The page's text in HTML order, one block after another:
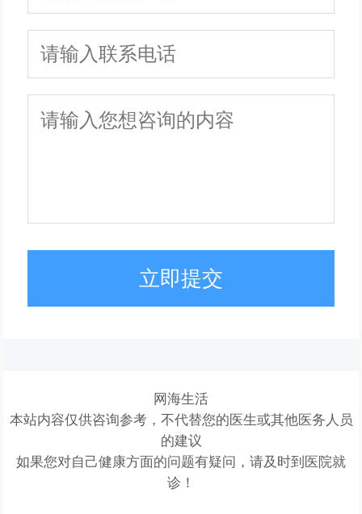
立即提交
网海生活
本站内容仅供咨询参考，不代替您的医生或其他医务人员
的建议
如果您对自己健康方面的问题有疑问，请及时到医院就
诊！